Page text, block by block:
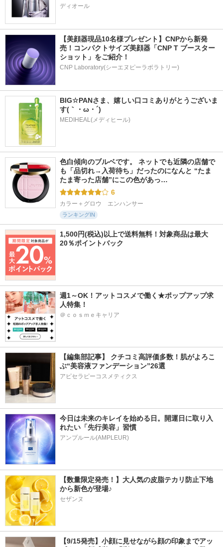
ディオール
【美顔器現品10名様プレゼント】CNPから新発
売！コンパクトサイズ美顔器「CNP T ブースター
ショット」をご紹介！
CNP Laboratory(シーエヌピーラボラトリー)
BIG☆PANさま、嬉しい口コミありがとうございま
す(｀・ω・´)
MEDIHEAL(メディヒール)
色白傾向のブルベです。 ネットでも近隣の店舗で
も「品切れ→入荷待ち」だったのになんと “たま
たま寄った店舗”にこの色があっ…
6
カラー＋グロウ　エンハンサー
ランキングIN
1,500円(税込)以上で送料無料！対象商品は最大
20％ポイントバック
週1～OK！アットコスメで働く★ポップアップ求
人特集！
＠ｃｏｓｍｅキャリア
【編集部記事】 クチコミ高評価多数！肌がよろこ
ぶ“美容液ファンデーション”26選
アピセラピーコスメティクス
今日は未来のキレイを始める日。開運日に取り入
れたい「先行美容」習慣
アンプルール(AMPLEUR)
【数量限定発売！】大人気の皮脂テカリ防止下地
から新色が登場♪
セザンヌ
【9/15発売】小顔に見せながら顔の印象までアッ